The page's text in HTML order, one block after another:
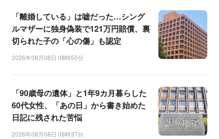
「離婚している」は嘘だった…シング
ルマザーに独身偽装で121万円賠償、裏
切られた子の「心の傷」も認定
2026年08月08日 08時50分
「90歳母の遺体」と1年9カ月暮らした
60代女性、「あの日」から書き始めた
日記に残された苦悩
2026年08月08日 08時37分